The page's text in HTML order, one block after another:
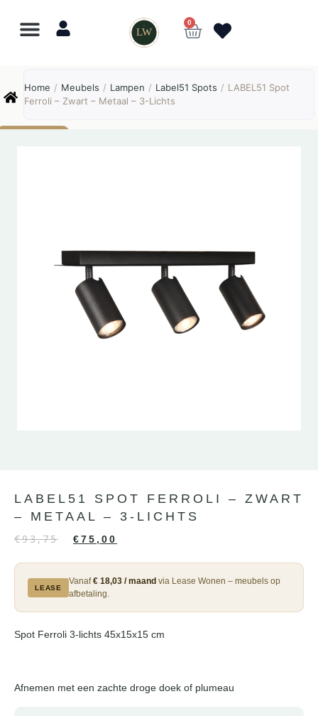
LW
0
Home / Meubels / Lampen / Label51 Spots / LABEL51 Spot
Ferroli – Zwart – Metaal – 3-Lichts
LABEL51 SPOT FERROLI – ZWART
– METAAL – 3-LICHTS
€93,75 €75,00
LEASE
Vanaf€ 18,03 / maand via Lease Wonen – meubels op
afbetaling.
Spot Ferroli 3-lichts 45x15x15 cm
Afnemen met een zachte droge doek of plumeau
Online
⎯